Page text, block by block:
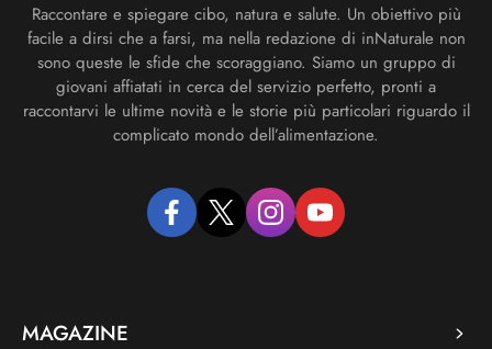
Raccontare e spiegare cibo, natura e salute. Un obiettivo più
facile a dirsi che a farsi, ma nella redazione di inNaturale non
sono queste le sfide che scoraggiano. Siamo un gruppo di
giovani affiatati in cerca del servizio perfetto, pronti a
raccontarvi le ultime novità e le storie più particolari riguardo il
complicato mondo dell’alimentazione.
facebooktwitter instagramyoutube
MAGAZINE